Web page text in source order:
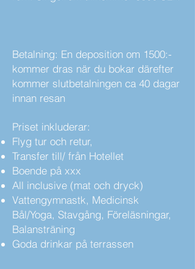
Betalning: En deposition om 1500:-
kommer dras när du bokar därefter
kommer slutbetalningen ca 40 dagar
innan resan
Priset inkluderar:
Flyg tur och retur,
Transfer till/ från Hotellet
Boende på xxx
All inclusive (mat och dryck)
Vattengymnastk, Medicinsk
Bål/Yoga, Stavgång, Föreläsningar,
Balansträning
Goda drinkar på terrassen